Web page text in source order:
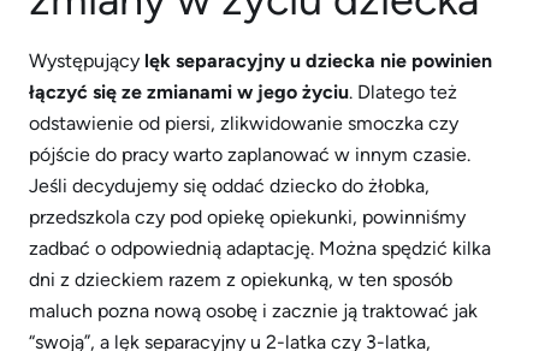
Występujący lęk separacyjny u dziecka nie powinien
łączyć się ze zmianami w jego życiu. Dlatego też
odstawienie od piersi, zlikwidowanie smoczka czy
pójście do pracy warto zaplanować w innym czasie.
Jeśli decydujemy się oddać dziecko do żłobka,
przedszkola czy pod opiekę opiekunki, powinniśmy
zadbać o odpowiednią adaptację. Można spędzić kilka
dni z dzieckiem razem z opiekunką, w ten sposób
maluch pozna nową osobę i zacznie ją traktować jak
“swoją”, a lęk separacyjny u 2-latka czy 3-latka,